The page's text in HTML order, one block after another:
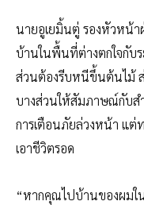
นายอูเยมิ้นตู่ รองหัวหน้า
บ้านในพื้นที่ต่างตกใจกับร
ส่วนต้องรีบหนีขึ้นต้นไม้
บางส่วนให้สัมภาษณ์กับส
การเตือนภัยล่วงหน้า แต่
เอาชีวิตรอด
“หากคุณไปบ้านของผมใ